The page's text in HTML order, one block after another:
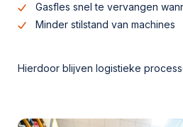
Gasfles snel te vervangen
Minder stilstand van machines
Hierdoor blijven logistieke